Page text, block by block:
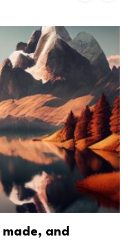
made, and